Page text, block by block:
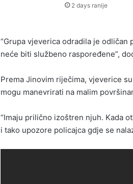
2 days ranije
“Grupa vjeverica odradila je
neće biti službeno raspoređene”,
Prema Jinovim riječima, vjeverice
mogu manevrirati na malim
“Imaju prilično izoštren njuh. Kada
i tako upozore policajca gdje se